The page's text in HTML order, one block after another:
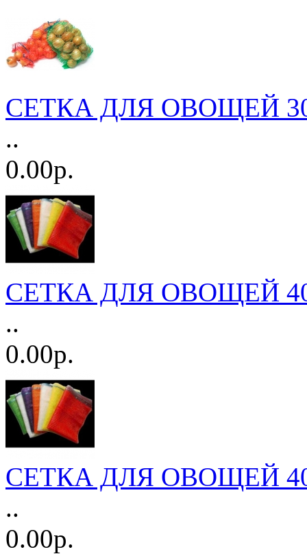
СЕТКА ДЛЯ ОВОЩЕЙ
..
0.00р.
СЕТКА ДЛЯ ОВОЩЕЙ
..
0.00р.
СЕТКА ДЛЯ ОВОЩЕЙ
..
0.00р.